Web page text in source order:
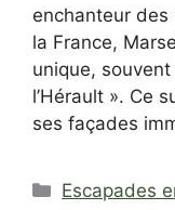
enchanteur
la France,
unique,
l’Hérault ». Ce
ses façades
Catégories
Escapades